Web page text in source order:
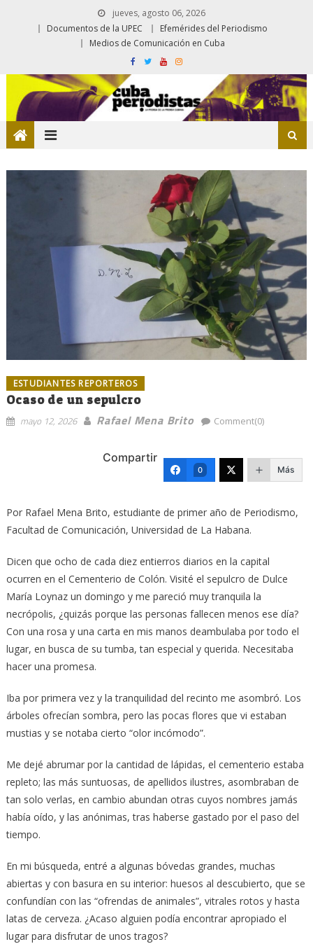
jueves, agosto 06, 2026
Documentos de la UPEC
Efemérides del Periodismo
Medios de Comunicación en Cuba
ESTUDIANTES REPORTEROS
Ocaso de un sepulcro
mayo 12, 2026 Rafael Mena Brito Comment(0)
Compartir
0 Más
Por Rafael Mena Brito, estudiante de primer año de Periodismo,
Facultad de Comunicación, Universidad de La Habana.
Dicen que ocho de cada diez entierros diarios en la capital
ocurren en el Cementerio de Colón. Visité el sepulcro de Dulce
María Loynaz un domingo y me pareció muy tranquila la
necrópolis, ¿quizás porque las personas fallecen menos ese día?
Con una rosa y una carta en mis manos deambulaba por todo el
lugar, en busca de su tumba, tan especial y querida. Necesitaba
hacer una promesa.
Iba por primera vez y la tranquilidad del recinto me asombró. Los
árboles ofrecían sombra, pero las pocas flores que vi estaban
mustias y se notaba cierto “olor incómodo”.
Me dejé abrumar por la cantidad de lápidas, el cementerio estaba
repleto; las más suntuosas, de apellidos ilustres, asombraban de
tan solo verlas, en cambio abundan otras cuyos nombres jamás
había oído, y las anónimas, tras haberse gastado por el paso del
tiempo.
En mi búsqueda, entré a algunas bóvedas grandes, muchas
abiertas y con basura en su interior: huesos al descubierto, que se
confundían con las “ofrendas de animales”, vitrales rotos y hasta
latas de cerveza. ¿Acaso alguien podía encontrar apropiado el
lugar para disfrutar de unos tragos?